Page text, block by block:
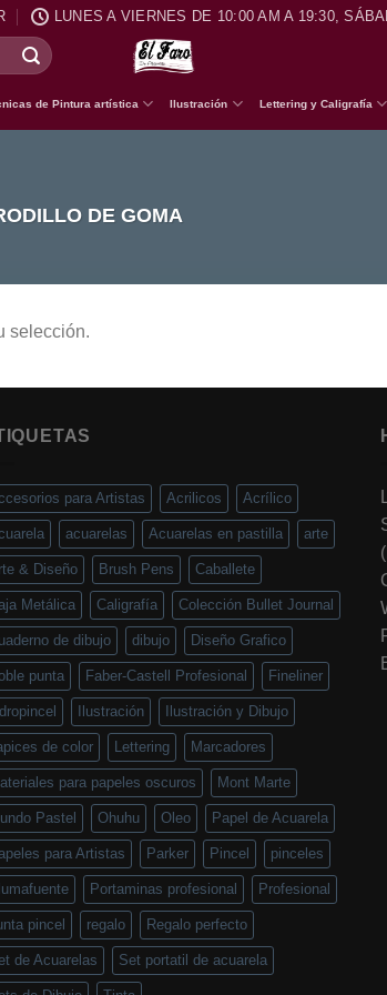
LUNES A VIERNES DE 10:00 AM A 19:30,
de Pintura artística Ilustración Lettering y Caligrafía
DE GOMA
selección.
para Artistas Acrilicos Acrílico
acuarelas Acuarelas en pastilla arte
& Diseño Brush Pens Caballete
Metálica Caligrafía Colección Bullet Journal
de dibujo dibujo Diseño Grafico
punta Faber-Castell Profesional Fineliner
Ilustración Ilustración y Dibujo
de color Lettering Marcadores
para papeles oscuros Mont Marte
Pastel Ohuhu Oleo Papel de Acuarela
para Artistas Parker Pincel pinceles
Portaminas profesional Profesional
pincel regalo Regalo perfecto
de Acuarelas Set portatil de acuarela